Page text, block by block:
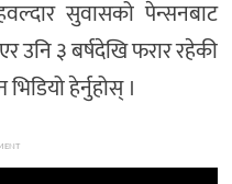
सुवासको पेन्सनबाट
३ बर्षदेखि फरार रहेकी
हेर्नुहोस् ।